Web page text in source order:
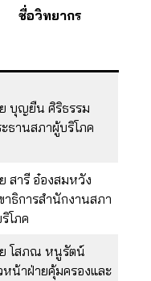
ชื่อวิทยากร
บุญยืน ศิริธรรม
ธานสภาผู้บริโภค
สารี อ๋องสมหวัง
าธิการสำนักงานสภา
โภค
โสภณ หนูรัตน์
น้าฝ่ายคุ้มครองและ